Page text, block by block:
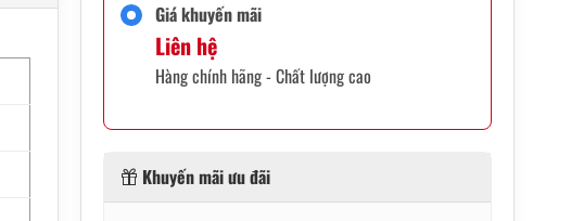
Giá khuyến mãi
Liên hệ
Hàng chính hãng - Chất lượng cao
Khuyến mãi ưu đãi